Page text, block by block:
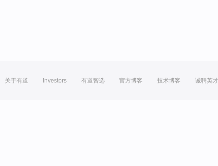
关于有道 Investors 有道智选 官方博客 技术博客 诚聘英才